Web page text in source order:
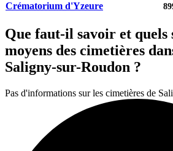
Crématorium d'Yzeure
Que faut-il savoir et quels
moyens des cimetières
Saligny-sur-Roudon ?
Pas d'informations sur les cimetières de